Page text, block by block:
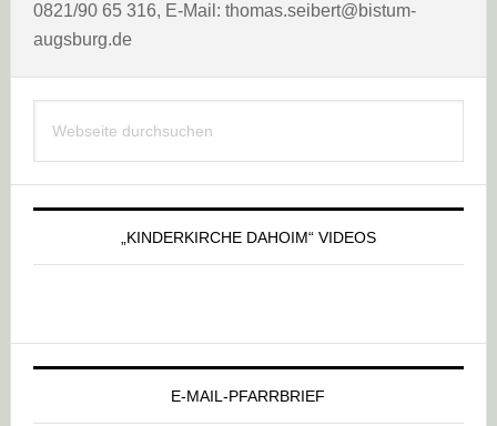
0821/90 65 316, E-Mail: thomas.seibert@bistum-
augsburg.de
Haupt-
Sidebar
durchsuchen
„KINDERKIRCHE DAHOIM“ VIDEOS
E-MAIL-PFARRBRIEF